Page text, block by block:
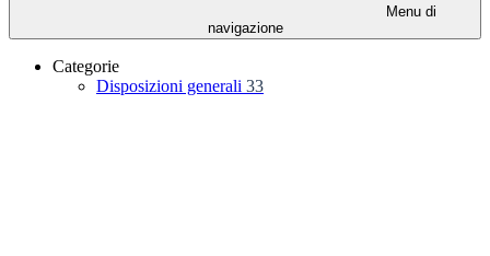
Menu di
navigazione
Categorie
Disposizioni generali 33